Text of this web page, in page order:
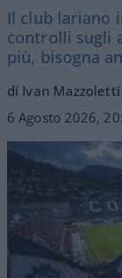
Il club lariano
controlli sugli
più, bisogna
di Ivan Mazzoletti
6 Agosto 2026,